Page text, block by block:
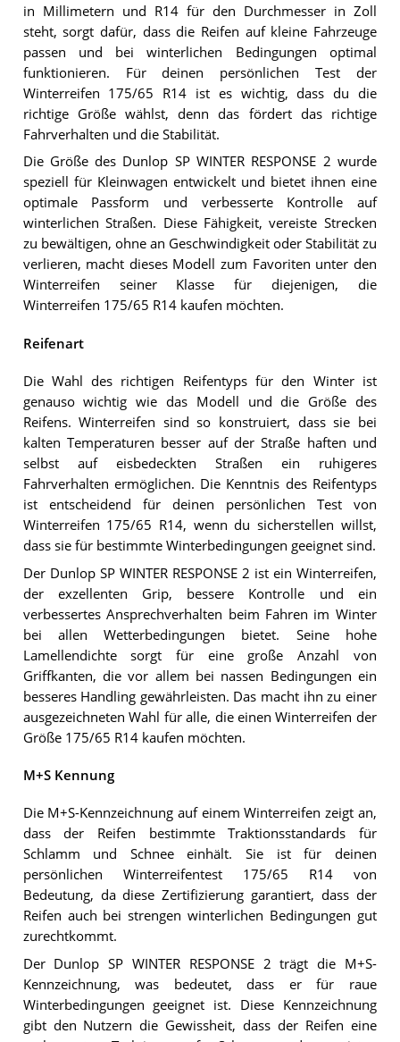
in Millimetern und R14 für den Durchmesser in Zoll
steht, sorgt dafür, dass die Reifen auf kleine Fahrzeuge
passen und bei winterlichen Bedingungen optimal
funktionieren. Für deinen persönlichen Test der
Winterreifen 175/65 R14 ist es wichtig, dass du die
richtige Größe wählst, denn das fördert das richtige
Fahrverhalten und die Stabilität.
Die Größe des Dunlop SP WINTER RESPONSE 2 wurde
speziell für Kleinwagen entwickelt und bietet ihnen eine
optimale Passform und verbesserte Kontrolle auf
winterlichen Straßen. Diese Fähigkeit, vereiste Strecken
zu bewältigen, ohne an Geschwindigkeit oder Stabilität zu
verlieren, macht dieses Modell zum Favoriten unter den
Winterreifen seiner Klasse für diejenigen, die
Winterreifen 175/65 R14 kaufen möchten.
Reifenart
Die Wahl des richtigen Reifentyps für den Winter ist
genauso wichtig wie das Modell und die Größe des
Reifens. Winterreifen sind so konstruiert, dass sie bei
kalten Temperaturen besser auf der Straße haften und
selbst auf eisbedeckten Straßen ein ruhigeres
Fahrverhalten ermöglichen. Die Kenntnis des Reifentyps
ist entscheidend für deinen persönlichen Test von
Winterreifen 175/65 R14, wenn du sicherstellen willst,
dass sie für bestimmte Winterbedingungen geeignet sind.
Der Dunlop SP WINTER RESPONSE 2 ist ein Winterreifen,
der exzellenten Grip, bessere Kontrolle und ein
verbessertes Ansprechverhalten beim Fahren im Winter
bei allen Wetterbedingungen bietet. Seine hohe
Lamellendichte sorgt für eine große Anzahl von
Griffkanten, die vor allem bei nassen Bedingungen ein
besseres Handling gewährleisten. Das macht ihn zu einer
ausgezeichneten Wahl für alle, die einen Winterreifen der
Größe 175/65 R14 kaufen möchten.
M+S Kennung
Die M+S-Kennzeichnung auf einem Winterreifen zeigt an,
dass der Reifen bestimmte Traktionsstandards für
Schlamm und Schnee einhält. Sie ist für deinen
persönlichen Winterreifentest 175/65 R14 von
Bedeutung, da diese Zertifizierung garantiert, dass der
Reifen auch bei strengen winterlichen Bedingungen gut
zurechtkommt.
Der Dunlop SP WINTER RESPONSE 2 trägt die M+S-
Kennzeichnung, was bedeutet, dass er für raue
Winterbedingungen geeignet ist. Diese Kennzeichnung
gibt den Nutzern die Gewissheit, dass der Reifen eine